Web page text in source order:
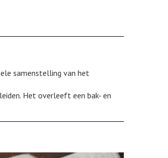
samenstelling van het
Het overleeft een bak- en